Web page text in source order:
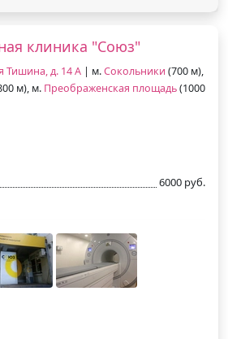
клиника "Союз"
Тишина, д. 14 А | м.Сокольники (700 м),
м), м. Преображенская площадь(1000
6000 руб.